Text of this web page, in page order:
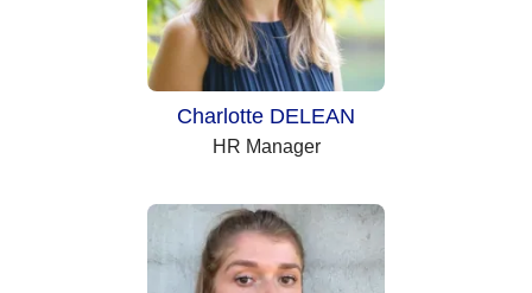
Charlotte DELEAN
HR Manager